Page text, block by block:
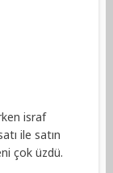
israf
ile satın
çok üzdü.